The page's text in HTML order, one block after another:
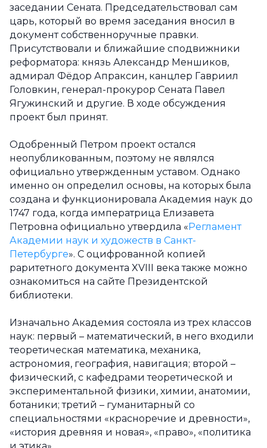
заседании Сената. Председательствовал сам
царь, который во время заседания вносил в
документ собственноручные правки.
Присутствовали и ближайшие сподвижники
реформатора: князь Александр Меншиков,
адмирал Фёдор Апраксин, канцлер Гавриил
Головкин, генерал-прокурор Сената Павел
Ягужинский и другие. В ходе обсуждения
проект был принят.
Одобренный Петром проект остался
неопубликованным, поэтому не являлся
официально утвержденным уставом. Однако
именно он определил основы, на которых была
создана и функционировала Академия наук до
1747 года, когда императрица Елизавета
Петровна официально утвердила «Регламент
Академии наук и художеств в Санкт-
Петербурге». С оцифрованной копией
раритетного документа XVIII века также можно
ознакомиться на сайте Президентской
библиотеки.
Изначально Академия состояла из трех классов
наук: первый – математический, в него входили
теоретическая математика, механика,
астрономия, география, навигация; второй –
физический, с кафедрами теоретической и
экспериментальной физики, химии, анатомии,
ботаники; третий – гуманитарный со
специальностями «красноречие и древности»,
«история древняя и новая», «право», «политика